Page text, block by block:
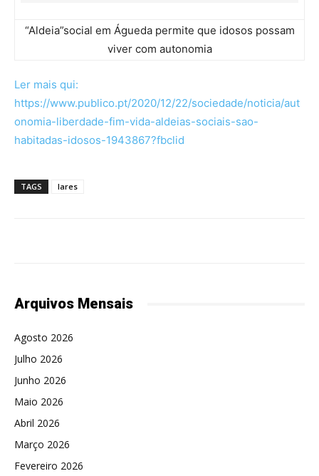
“Aldeia”social em Águeda permite que idosos possam
viver com autonomia
Ler mais qui:
https://www.publico.pt/2020/12/22/sociedade/noticia/aut
onomia-liberdade-fim-vida-aldeias-sociais-sao-
habitadas-idosos-1943867?fbclid
TAGS lares
Arquivos Mensais
Agosto 2026
Julho 2026
Junho 2026
Maio 2026
Abril 2026
Março 2026
Fevereiro 2026